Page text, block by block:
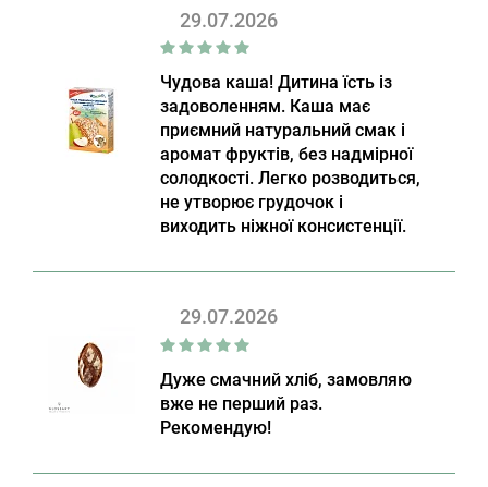
29.07.2026
Чудова каша! Дитина їсть із
задоволенням. Каша має
приємний натуральний смак і
аромат фруктів, без надмірної
солодкості. Легко розводиться,
не утворює грудочок і
виходить ніжної консистенції.
29.07.2026
Дуже смачний хліб, замовляю
вже не перший раз.
Рекомендую!